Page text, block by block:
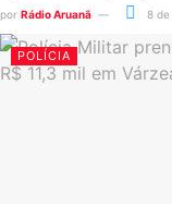
por Rádio Aruanã 8 de
POLÍCIA